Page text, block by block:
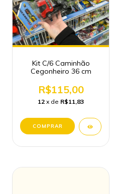
Kit C/6 Caminhão
Cegonheiro 36 cm
R$115,00
12 x de R$11,83